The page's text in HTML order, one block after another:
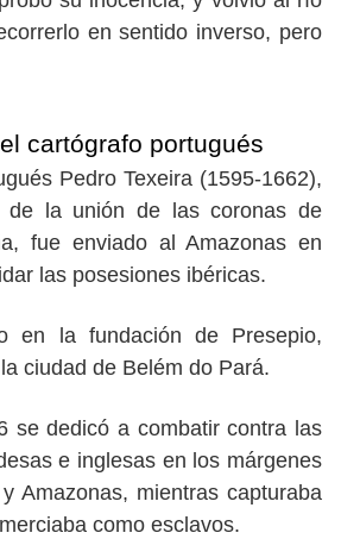
en sentido inverso, pero
cartógrafo portugués
Pedro Texeira (1595-1662),
de la unión de las coronas de
fue enviado al Amazonas en
las posesiones ibéricas.
en la fundación de Presepio,
ciudad de Belém do Pará.
se dedicó a combatir contra las
e inglesas en los márgenes
Amazonas, mientras capturaba
como esclavos.